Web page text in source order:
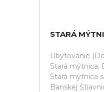
STARÁ
Ubytovanie
Stará mýtnica.
Stará mýtnica
Banskej